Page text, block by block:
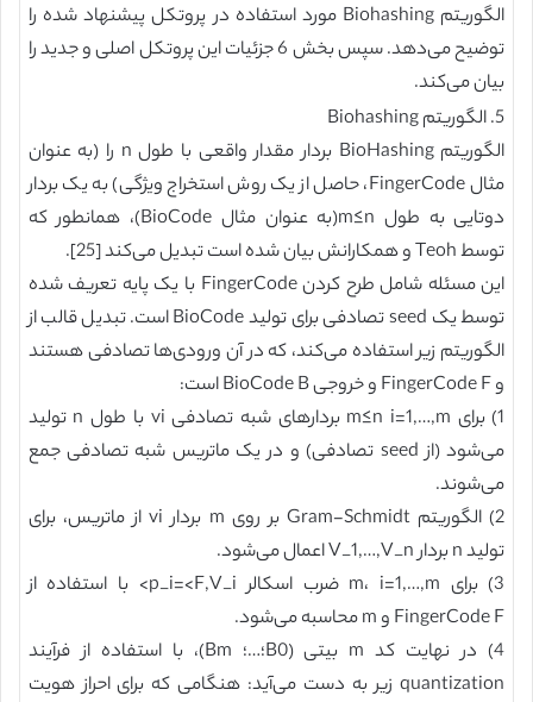
الگوریتم Biohashing مورد استفاده در پروتکل پیشنهاد شده را
توضیح می‌دهد. سپس بخش 6 جزئیات این پروتکل اصلی و جدید را
بیان می‌کند.
5. الگوریتم Biohashing
الگوریتم BioHashing بردار مقدار واقعی با طول n را (به عنوان
مثال FingerCode، حاصل از یک روش استخراج ویژگی) به یک بردار
دوتایی به طول m≤n(به عنوان مثال BioCode)، همانطور که
توسط Teoh و همکارانش بیان شده است تبدیل می‌کند [25].
این مسئله شامل طرح کردن FingerCode با یک پایه تعریف شده
توسط یک seed تصادفی برای تولید BioCode است. تبدیل قالب از
الگوریتم زیر استفاده می‌کند، که در آن ورودی‌ها تصادفی هستند
و FingerCode F و خروجی BioCode B است:
1) برای m≤n i=1,…,m بردارهای شبه تصادفی vi با طول n تولید
می‌شود (از seed تصادفی) و در یک ماتریس شبه تصادفی جمع
می‌شوند.
2) الگوریتم Gram-Schmidt بر روی m بردار vi از ماتریس، برای
تولید n بردار V_1,…,V_n اعمال می‌شود.
3) برای m، i=1,…,m ضرب اسکالر p_i=<F,V_i> با استفاده از
FingerCode F و m محاسبه می‌شود.
4) در نهایت کد m بیتی (B0؛…؛ Bm)، با استفاده از فرآیند
quantization زیر به دست می‌آید: هنگامی که برای احراز هویت